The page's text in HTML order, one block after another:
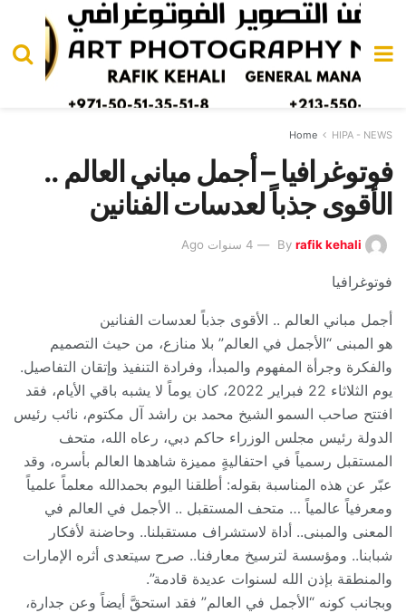
Home HIPA - NEWS
فوتوغرافيا – أجمل مباني العالم ..
الأقوى جذباً لعدسات الفنانين
By rafik kehali 4 سنوات Ago
فوتوغرافيا
أجمل مباني العالم .. الأقوى جذباً لعدسات الفنانين
هو المبنى “الأجمل في العالم” بلا منازع، من حيث التصميم
والفكرة وجرأة المفهوم والمبدأ، وفرادة التنفيذ وإتقان التفاصيل.
يوم الثلاثاء 22 فبراير 2022، كان يوماً لا يشبه باقي الأيام، فقد
افتتح صاحب السمو الشيخ محمد بن راشد آل مكتوم، نائب رئيس
الدولة رئيس مجلس الوزراء حاكم دبي، رعاه الله، متحف
المستقبل رسمياً في احتفاليةٍ مميزة شاهدها العالم بأسره، وقد
عبّر عن هذه المناسبة بقوله: أطلقنا اليوم بحمدالله معلماً علمياً
ومعرفياً عالمياً … متحف المستقبل .. الأجمل في العالم في
المعنى والمبنى.. أداة لاستشراف مستقبلنا.. وحاضنة لأفكار
شبابنا.. ومؤسسة لترسيخ معارفنا.. صرح سيتعدى أثره الإمارات
والمنطقة بإذن الله لسنوات عديدة قادمة”.
وبجانب كونه “الأجمل في العالم” فقد استحقَّ أيضاً وعن جدارة،